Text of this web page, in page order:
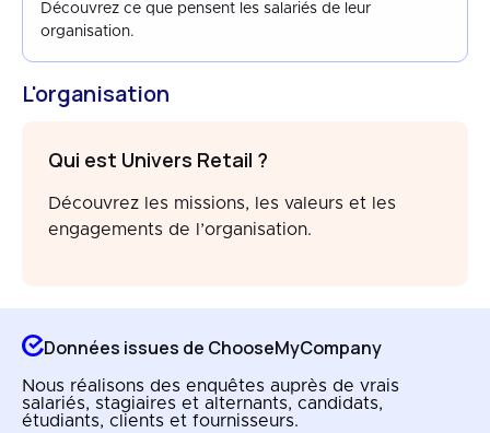
Découvrez ce que pensent les salariés de leur
organisation.
L'organisation
Qui est Univers Retail ?
Découvrez les missions, les valeurs et les
engagements de l’organisation.
Données issues de ChooseMyCompany
Nous réalisons des enquêtes auprès de vrais
salariés, stagiaires et alternants, candidats,
étudiants, clients et fournisseurs.